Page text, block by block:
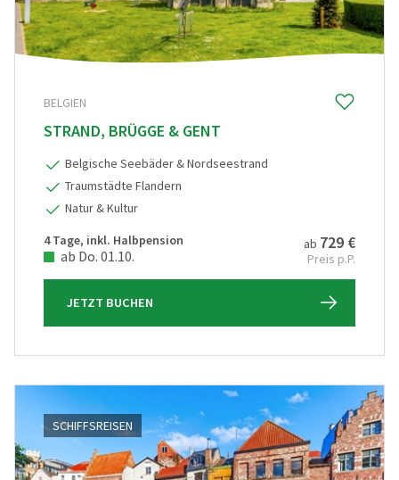
Weihnachtsmärkte(0)
Winter- & Frühjahrsreisen(0)
PREIS
REISEDAUER
BELGIEN
STRAND, BRÜGGE & GENT
Belgische Seebäder & Nordseestrand
Traumstädte Flandern
Natur & Kultur
4 Tage, inkl. Halbpension
ab Do. 01.10.
ab 729 €
Preis p.P.
JETZT BUCHEN
SCHIFFSREISEN